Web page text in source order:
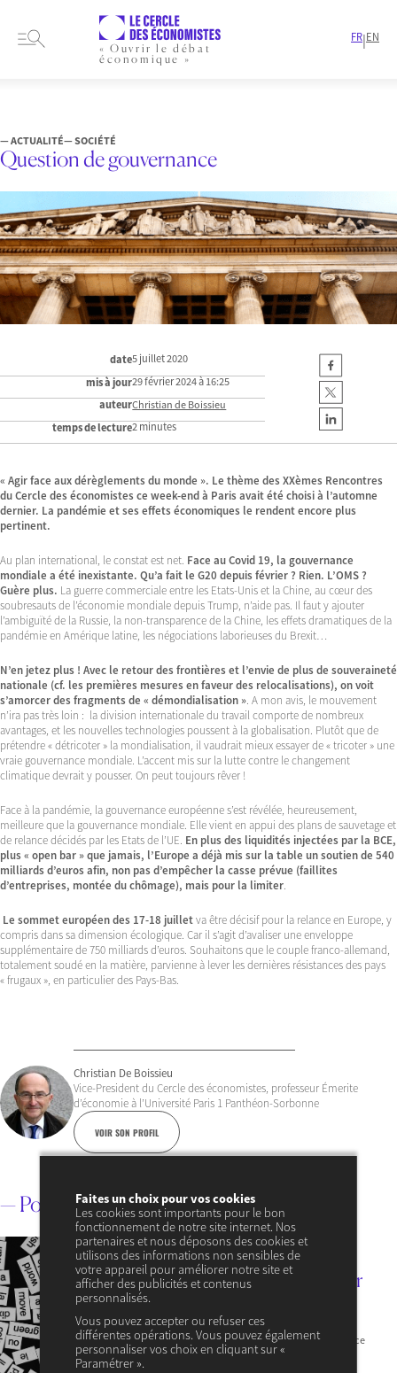
« Ouvrir le débat
économique »
FR|EN
— ACTUALITÉ— SOCIÉTÉ
Question de gouvernance
date5 juillet 2020
mis à jour29 février 2024 à 16:25
auteurChristian de Boissieu
temps de lecture2 minutes
« Agir face aux dérèglements du monde ». Le thème des XXèmes Rencontres
du Cercle des économistes ce week-end à Paris avait été choisi à l’automne
dernier. La pandémie et ses effets économiques le rendent encore plus
pertinent.
Au plan international, le constat est net. Face au Covid 19, la gouvernance
mondiale a été inexistante. Qu’a fait le G20 depuis février ? Rien. L’OMS ?
Guère plus. La guerre commerciale entre les Etats-Unis et la Chine, au cœur des
soubresauts de l’économie mondiale depuis Trump, n’aide pas. Il faut y ajouter
l’ambiguïté de la Russie, la non-transparence de la Chine, les effets dramatiques de la
pandémie en Amérique latine, les négociations laborieuses du Brexit…
N’en jetez plus ! Avec le retour des frontières et l’envie de plus de souveraineté
nationale (cf. les premières mesures en faveur des relocalisations), on voit
s’amorcer des fragments de « démondialisation ». A mon avis, le mouvement
n’ira pas très loin : la division internationale du travail comporte de nombreux
avantages, et les nouvelles technologies poussent à la globalisation. Plutôt que de
prétendre « détricoter » la mondialisation, il vaudrait mieux essayer de « tricoter » une
vraie gouvernance mondiale. L’accent mis sur la lutte contre le changement
climatique devrait y pousser. On peut toujours rêver !
Face à la pandémie, la gouvernance européenne s’est révélée, heureusement,
meilleure que la gouvernance mondiale. Elle vient en appui des plans de sauvetage et
de relance décidés par les Etats de l’UE. En plus des liquidités injectées par la BCE,
plus « open bar » que jamais, l’Europe a déjà mis sur la table un soutien de 540
milliards d’euros afin, non pas d’empêcher la casse prévue (faillites
d’entreprises, montée du chômage), mais pour la limiter.
Le sommet européen des 17-18 juilletva être décisif pour la relance en Europe, y
compris dans sa dimension écologique. Car il s’agit d’avaliser une enveloppe
supplémentaire de 750 milliards d’euros. Souhaitons que le couple franco-allemand,
totalement soudé en la matière, parvienne à lever les dernières résistances des pays
« frugaux », en particulier des Pays-Bas.
Christian De Boissieu
Vice-President du Cercle des économistes, professeur Émerite
d’économie à l’Université Paris 1 Panthéon-Sorbonne
VOIR SON PROFIL
— Pour aller plus loin
3 AOÛT 2026
— ACTUALITÉ— SOCIÉTÉ
« Aujourd’hui, les atteintes par
le langage sont délibérées »
Où situez-vous la frontière entre conflictualité
légitime, nécessaire à la vie démocratique, et violence
condamnable ? Qu’est-ce qui distingue une parole
lucide, critique, voire un peu dure, d’une…
Faites un choix pour vos cookies
Les cookies sont importants pour le bon
fonctionnement de notre site internet. Nos
partenaires et nous déposons des cookies et
utilisons des informations non sensibles de
votre appareil pour améliorer notre site et
afficher des publicités et contenus
personnalisés.
Vous pouvez accepter ou refuser ces
différentes opérations. Vous pouvez également
personnaliser vos choix en cliquant sur «
Paramétrer ».